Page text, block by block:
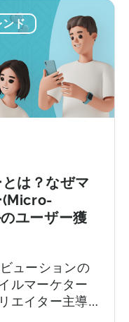
。
ンド
は？なぜマ
(Micro-
ユーザー獲
ューションの
ルマーケター
エイター主導